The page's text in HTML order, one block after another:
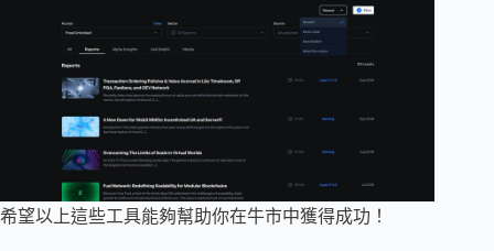
希望以上這些工具能夠幫助你在牛市中獲得成功！